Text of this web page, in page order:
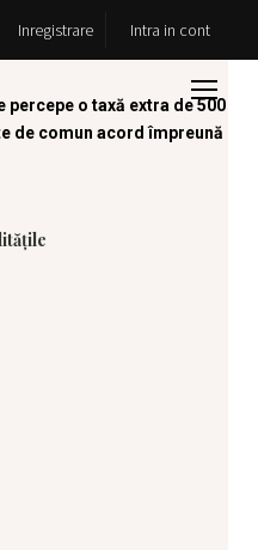
Inregistrare Intra in cont
o taxă extra de 500
de comun acord împreună